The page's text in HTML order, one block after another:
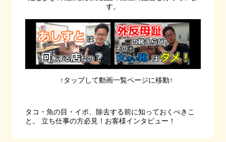
す。
↑タップして動画一覧ページに移動↑
タコ・魚の目・イボ、除去する前に知っておくべきこ
と。
立ち仕事の方必見！お客様インタビュー！